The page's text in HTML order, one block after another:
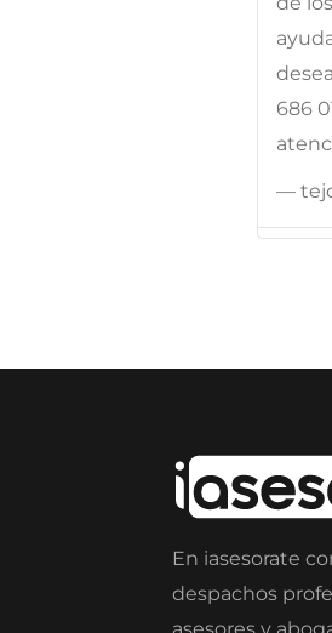
686
—
En iasesorate
despachos